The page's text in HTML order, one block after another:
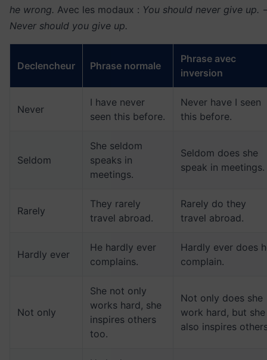
he wrong. Avec les modaux : You should never give up.
Never should you give up.
Declencheur Phrase normale
Phrase avec
inversion
Never
I have never
seen this before.
Never have I seen
this before.
Seldom
She seldom
speaks in
meetings.
Seldom does she
speak in meetings.
Rarely
They rarely
travel abroad.
Rarely do they
travel abroad.
Hardly ever
He hardly ever
complains.
Hardly ever does
complain.
Not only
She not only
works hard, she
inspires others
too.
Not only does she
work hard, but she
also inspires